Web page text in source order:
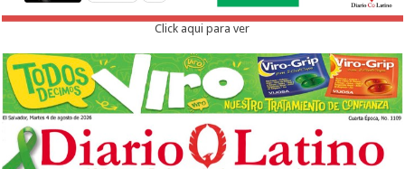
Click aqui para ver